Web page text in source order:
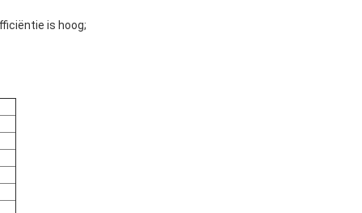
is hoog;